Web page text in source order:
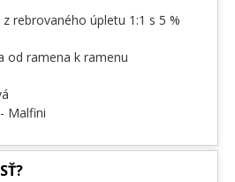
rebrovaného úpletu 1:1 s 5 %
od ramena k ramenu
Malfini